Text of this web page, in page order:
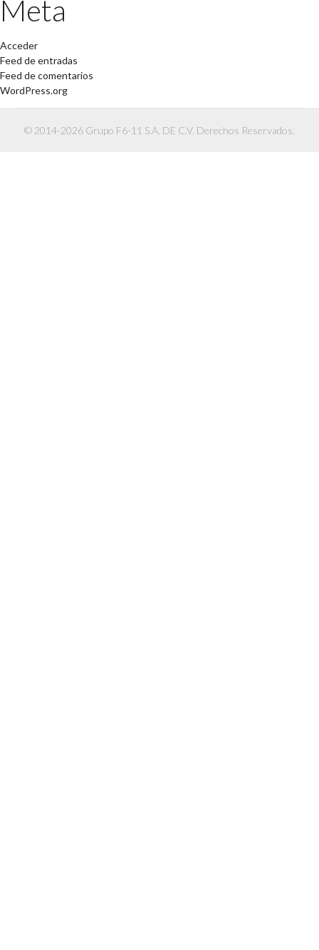
Meta
Acceder
Feed de entradas
Feed de comentarios
WordPress.org
© 2014-2026 Grupo F6-11 S.A. DE C.V. Derechos Reservados.